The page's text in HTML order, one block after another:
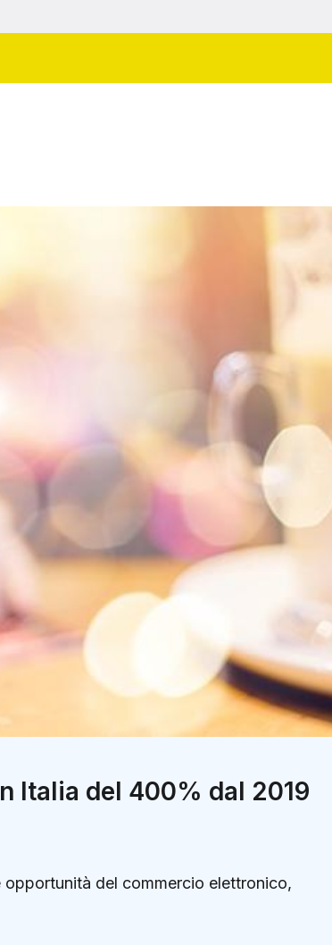
Italia del 400% dal 2019
del commercio elettronico,